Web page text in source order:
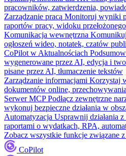
pracowników, zatwierdzenia,
Zarządzanie pracą Monitoruj wyniki
raportów pracy, widoku przełożonego
Komunikacja wewnętrzna
ogłoszeń wideo, notatek, czatów
CoPilot w Aktualnościach
wygenerowane przez AI, edycja i
pisane przez AI, tłumaczenie tekstów
Zarządzanie informacjami Korzystaj
dokumentów online,
Serwer MCP Podłącz zewnętrzne
wykonuj bezpieczne działania w
Automatyzacja Usprawnij działania
raportami o wydatkach, RPA,
Zobacz wszystkie funkcje związane
CoPilot